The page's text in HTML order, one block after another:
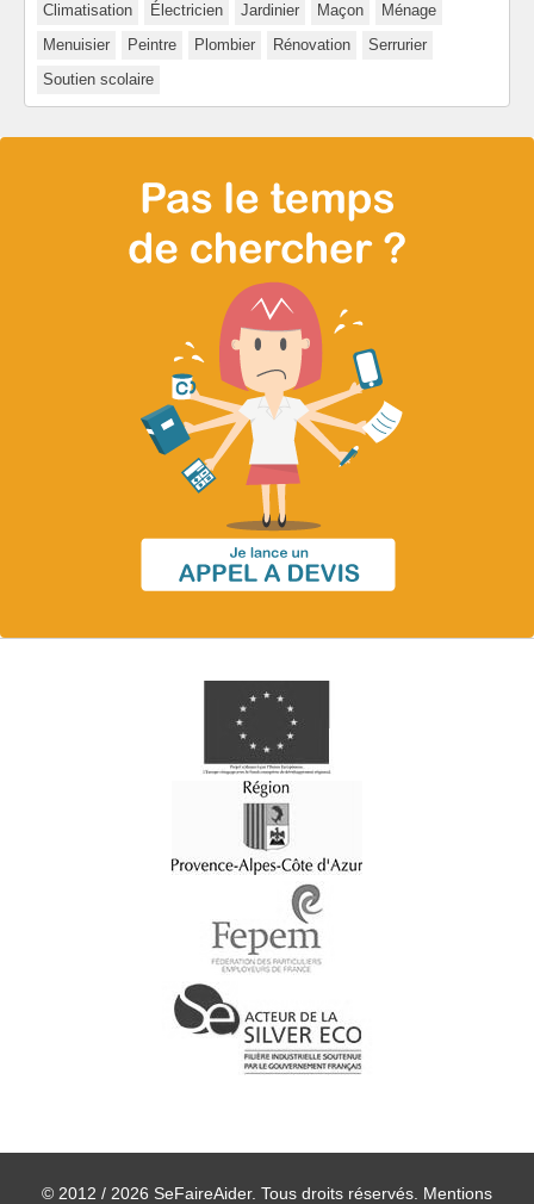
Climatisation
Électricien Jardinier Maçon
Ménage
Menuisier
Peintre Plombier Rénovation
Serrurier
Soutien scolaire
© 2012 / 2026 SeFaireAider. Tous droits réservés. Mentions